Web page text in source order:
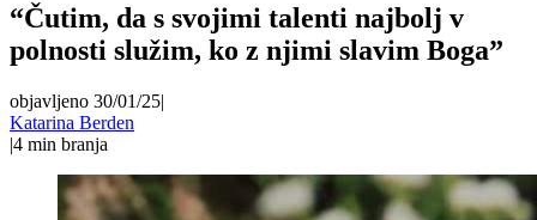
“Čutim, da s svojimi talenti najbolj v
polnosti služim, ko z njimi slavim Boga”
objavljeno 30/01/25|
Katarina Berden
|4 min branja